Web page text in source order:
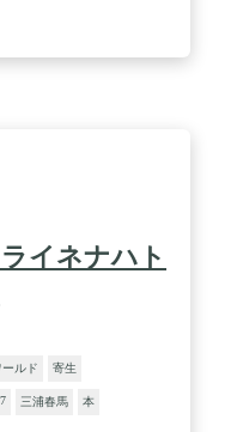
イネナハト
ルド 寄生
三浦春馬 本